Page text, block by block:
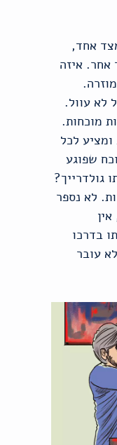
אחד,
אחר. איזה
לא עוול.
מוכחות.
לכל
שפוגע
גולדרייך?
לא נספר
בדרכו
עובר